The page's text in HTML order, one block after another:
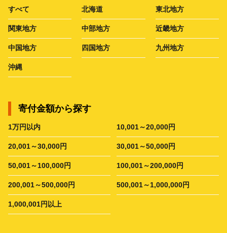
すべて 北海道 東北地方
関東地方 中部地方 近畿地方
中国地方 四国地方 九州地方
沖縄
寄付金額から探す
1万円以内 10,001～20,000円
20,001～30,000円 30,001～50,000円
50,001～100,000円 100,001～200,000円
200,001～500,000円 500,001～1,000,000円
1,000,001円以上